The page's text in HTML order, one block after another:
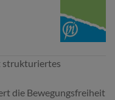
strukturiertes
die Bewegungsfreiheit